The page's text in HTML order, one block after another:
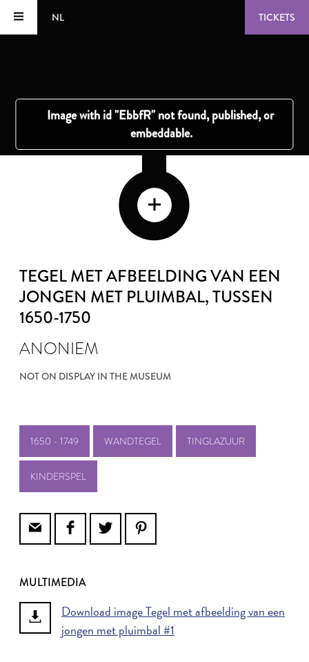
NL TICKETS
TEGEL MET AFBEELDING VAN EEN
JONGEN MET PLUIMBAL, TUSSEN
1650-1750
ANONIEM
NOT ON DISPLAY IN THE MUSEUM
1650 - 1749 WANDTEGEL TINGLAZUUR
KINDERSPEL
MULTIMEDIA
Download image Tegel met afbeelding van een
jongen met pluimbal #1